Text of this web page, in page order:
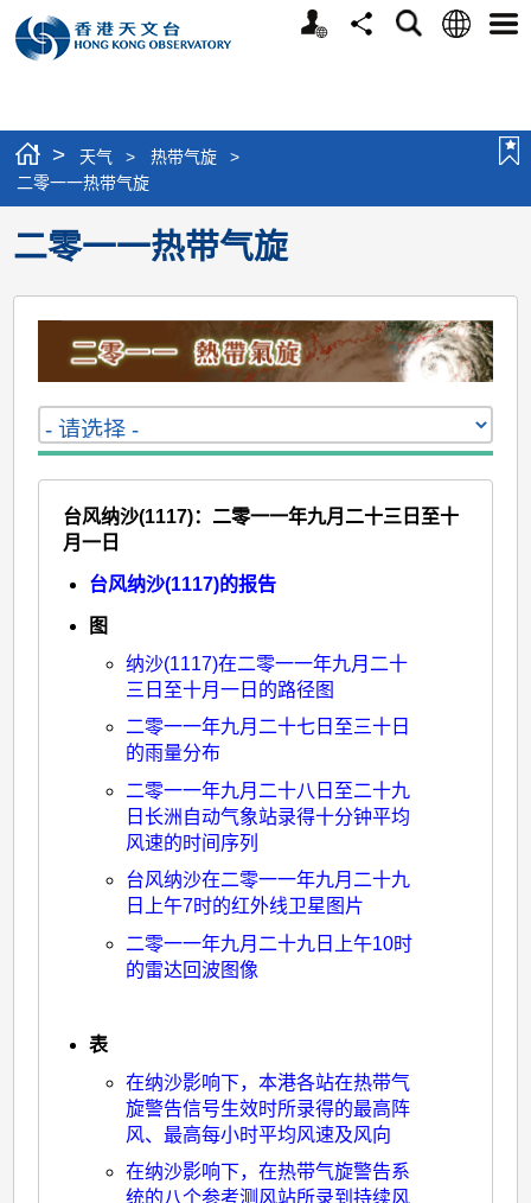
个
分
搜
语
选
> 天气 > 热带气旋
>
二零一一热带气旋
二零一一热带气旋
台风纳沙(1117)：二零一一年九月二十三日至十
月一日
台风纳沙(1117)的报告
图
纳沙(1117)在二零一一年九月二十
三日至十月一日的路径图
二零一一年九月二十七日至三十日
的雨量分布
二零一一年九月二十八日至二十九
日长洲自动气象站录得十分钟平均
风速的时间序列
台风纳沙在二零一一年九月二十九
日上午7时的红外线卫星图片
二零一一年九月二十九日上午10时
的雷达回波图像
表
在纳沙影响下，本港各站在热带气
旋警告信号生效时所录得的最高阵
风、最高每小时平均风速及风向
在纳沙影响下，在热带气旋警告系
统的八个参考测风站所录到持续风